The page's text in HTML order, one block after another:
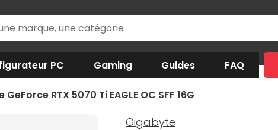
PC Gaming Guides FAQ
RTX 5070 Ti EAGLE OC SFF 16G
Gigabyte